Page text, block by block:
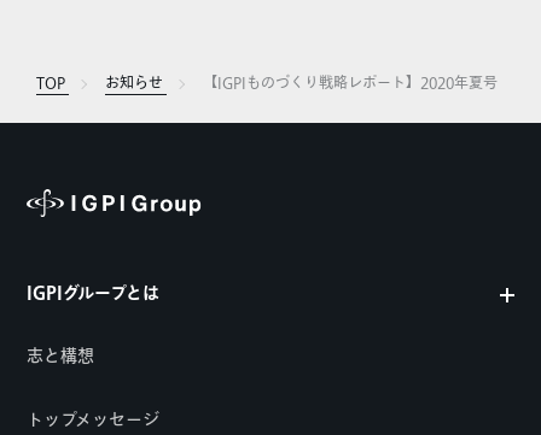
TOP お知らせ 【IGPIものづくり戦略レポート】2020年夏号
IGPIグループとは
志と構想
トップメッセージ